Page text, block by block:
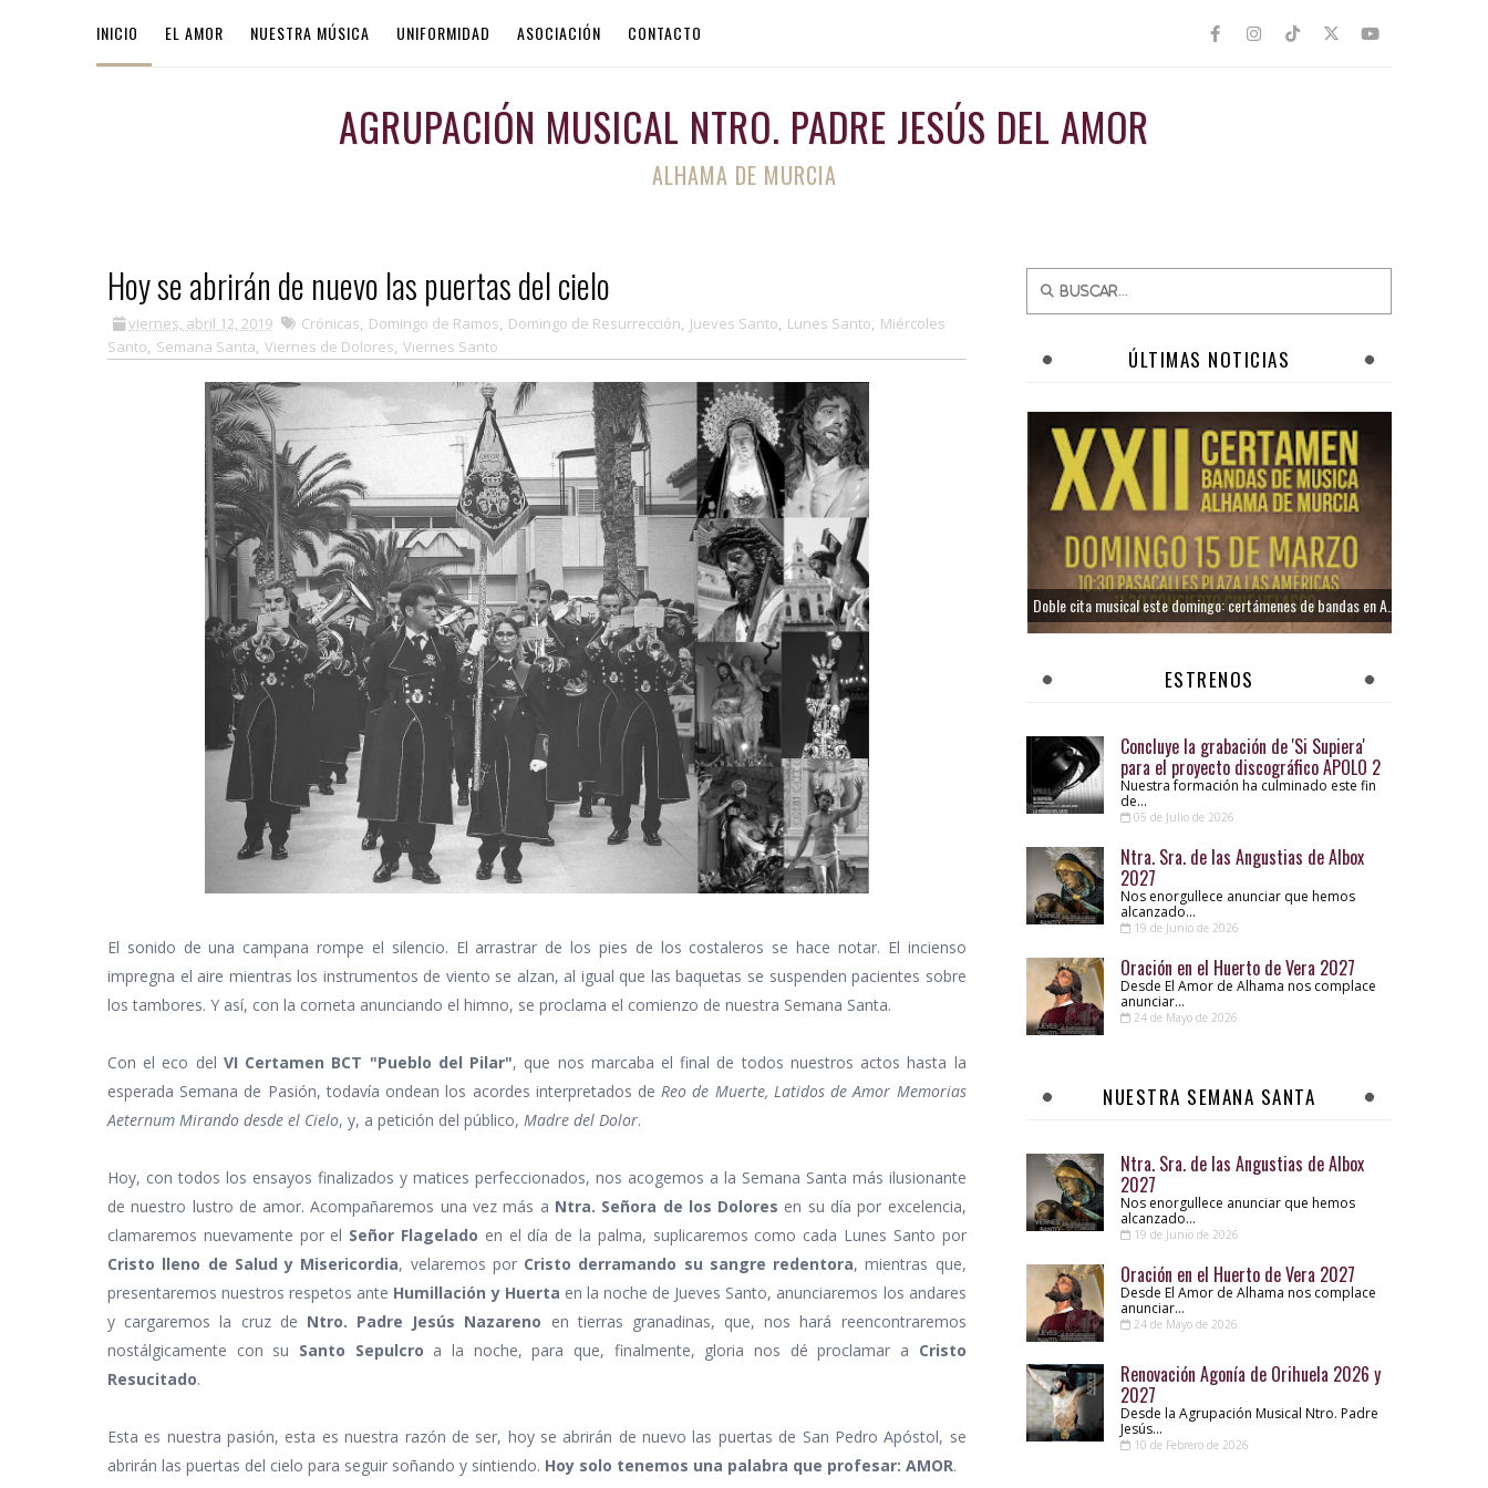
INICIO EL AMOR NUESTRA MÚSICA UNIFORMIDAD ASOCIACIÓN CONTACTO
AGRUPACIÓN MUSICAL NTRO. PADRE JESÚS DEL AMOR
ALHAMA DE MURCIA
Hoy se abrirán de nuevo las puertas del cielo
viernes, abril 12, 2019 Crónicas, Domingo de Ramos, Domingo de Resurrección, Jueves Santo, Lunes Santo, Miércoles
Santo, Semana Santa, Viernes de Dolores, Viernes Santo
El sonido de una campana rompe el silencio. El arrastrar de los pies de los costaleros se hace notar. El incienso
impregna el aire mientras los instrumentos de viento se alzan, al igual que las baquetas se suspenden pacientes sobre
los tambores. Y así, con la corneta anunciando el himno, se proclama el comienzo de nuestra Semana Santa.
Con el eco del VI Certamen BCT "Pueblo del Pilar", que nos marcaba el final de todos nuestros actos hasta la
esperada Semana de Pasión, todavía ondean los acordes interpretados de Reo de Muerte, Latidos de Amor Memorias
Aeternum Mirando desde el Cielo, y, a petición del público, Madre del Dolor.
Hoy, con todos los ensayos finalizados y matices perfeccionados, nos acogemos a la Semana Santa más ilusionante
de nuestro lustro de amor. Acompañaremos una vez más a Ntra. Señora de los Dolores en su día por excelencia,
clamaremos nuevamente por el Señor Flagelado en el día de la palma, suplicaremos como cada Lunes Santo por
Cristo lleno de Salud y Misericordia, velaremos por Cristo derramando su sangre redentora, mientras que,
presentaremos nuestros respetos ante Humillación y Huerta en la noche de Jueves Santo, anunciaremos los andares
y cargaremos la cruz de Ntro. Padre Jesús Nazareno en tierras granadinas, que, nos hará reencontraremos
nostálgicamente con su Santo Sepulcro a la noche, para que, finalmente, gloria nos dé proclamar a Cristo
Resucitado.
Esta es nuestra pasión, esta es nuestra razón de ser, hoy se abrirán de nuevo las puertas de San Pedro Apóstol, se
abrirán las puertas del cielo para seguir soñando y sintiendo. Hoy solo tenemos una palabra que profesar: AMOR.
ÚLTIMAS NOTICIAS
ESTRENOS
Concluye la grabación de 'Si Supiera'
para el proyecto discográfico APOLO 2
Nuestra formación ha culminado este fin
de...
05 de Julio de 2026
Ntra. Sra. de las Angustias de Albox
2027
Nos enorgullece anunciar que hemos
alcanzado...
19 de Junio de 2026
Oración en el Huerto de Vera 2027
Desde El Amor de Alhama nos complace
anunciar...
24 de Mayo de 2026
NUESTRA SEMANA SANTA
Ntra. Sra. de las Angustias de Albox
2027
Nos enorgullece anunciar que hemos
alcanzado...
19 de Junio de 2026
Oración en el Huerto de Vera 2027
Desde El Amor de Alhama nos complace
anunciar...
24 de Mayo de 2026
Renovación Agonía de Orihuela 2026 y
2027
Desde la Agrupación Musical Ntro. Padre
Jesús...
10 de Febrero de 2026